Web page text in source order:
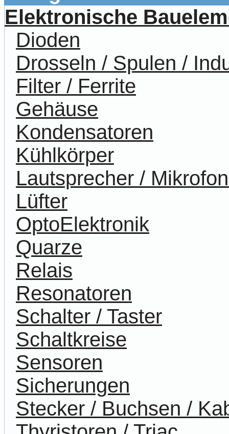
Elektronische
Dioden
Drosseln / Spulen /
Filter / Ferrite
Gehäuse
Kondensatoren
Kühlkörper
Lautsprecher /
Lüfter
OptoElektronik
Quarze
Relais
Resonatoren
Schalter / Taster
Schaltkreise
Sensoren
Sicherungen
Stecker / Buchsen /